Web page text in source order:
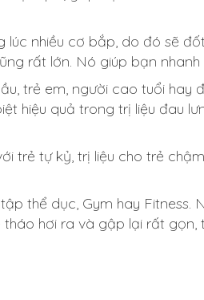
nhiều cơ bắp, do đó sẽ
rất lớn. Nó giúp bạn
trẻ em, người cao tuổi hay
hiệu quả trong trị liệu đau
trẻ tự kỷ, trị liệu cho trẻ
thể dục, Gym hay Fitness.
hơi ra và gập lại rất